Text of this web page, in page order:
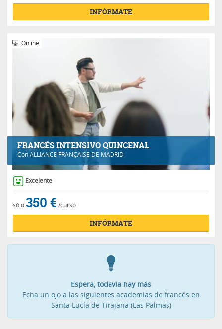
INFÓRMATE
FRANCÉS INTENSIVO QUINCENAL
ConALLIANCE FRANÇAISE DE MADRID
Online
Excelente
sólo350 € /curso
INFÓRMATE
Espera, todavía hay más
Echa un ojo a las siguientes academias de francés en
Santa Lucía de Tirajana (Las Palmas)